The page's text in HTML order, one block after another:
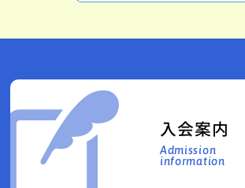
入会案内
Admission
information